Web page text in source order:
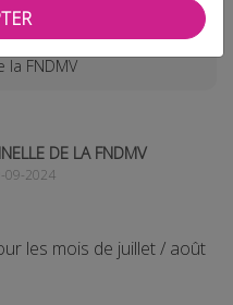
FNDMV
DE LA FNDMV
09-2024
les mois de juillet / août